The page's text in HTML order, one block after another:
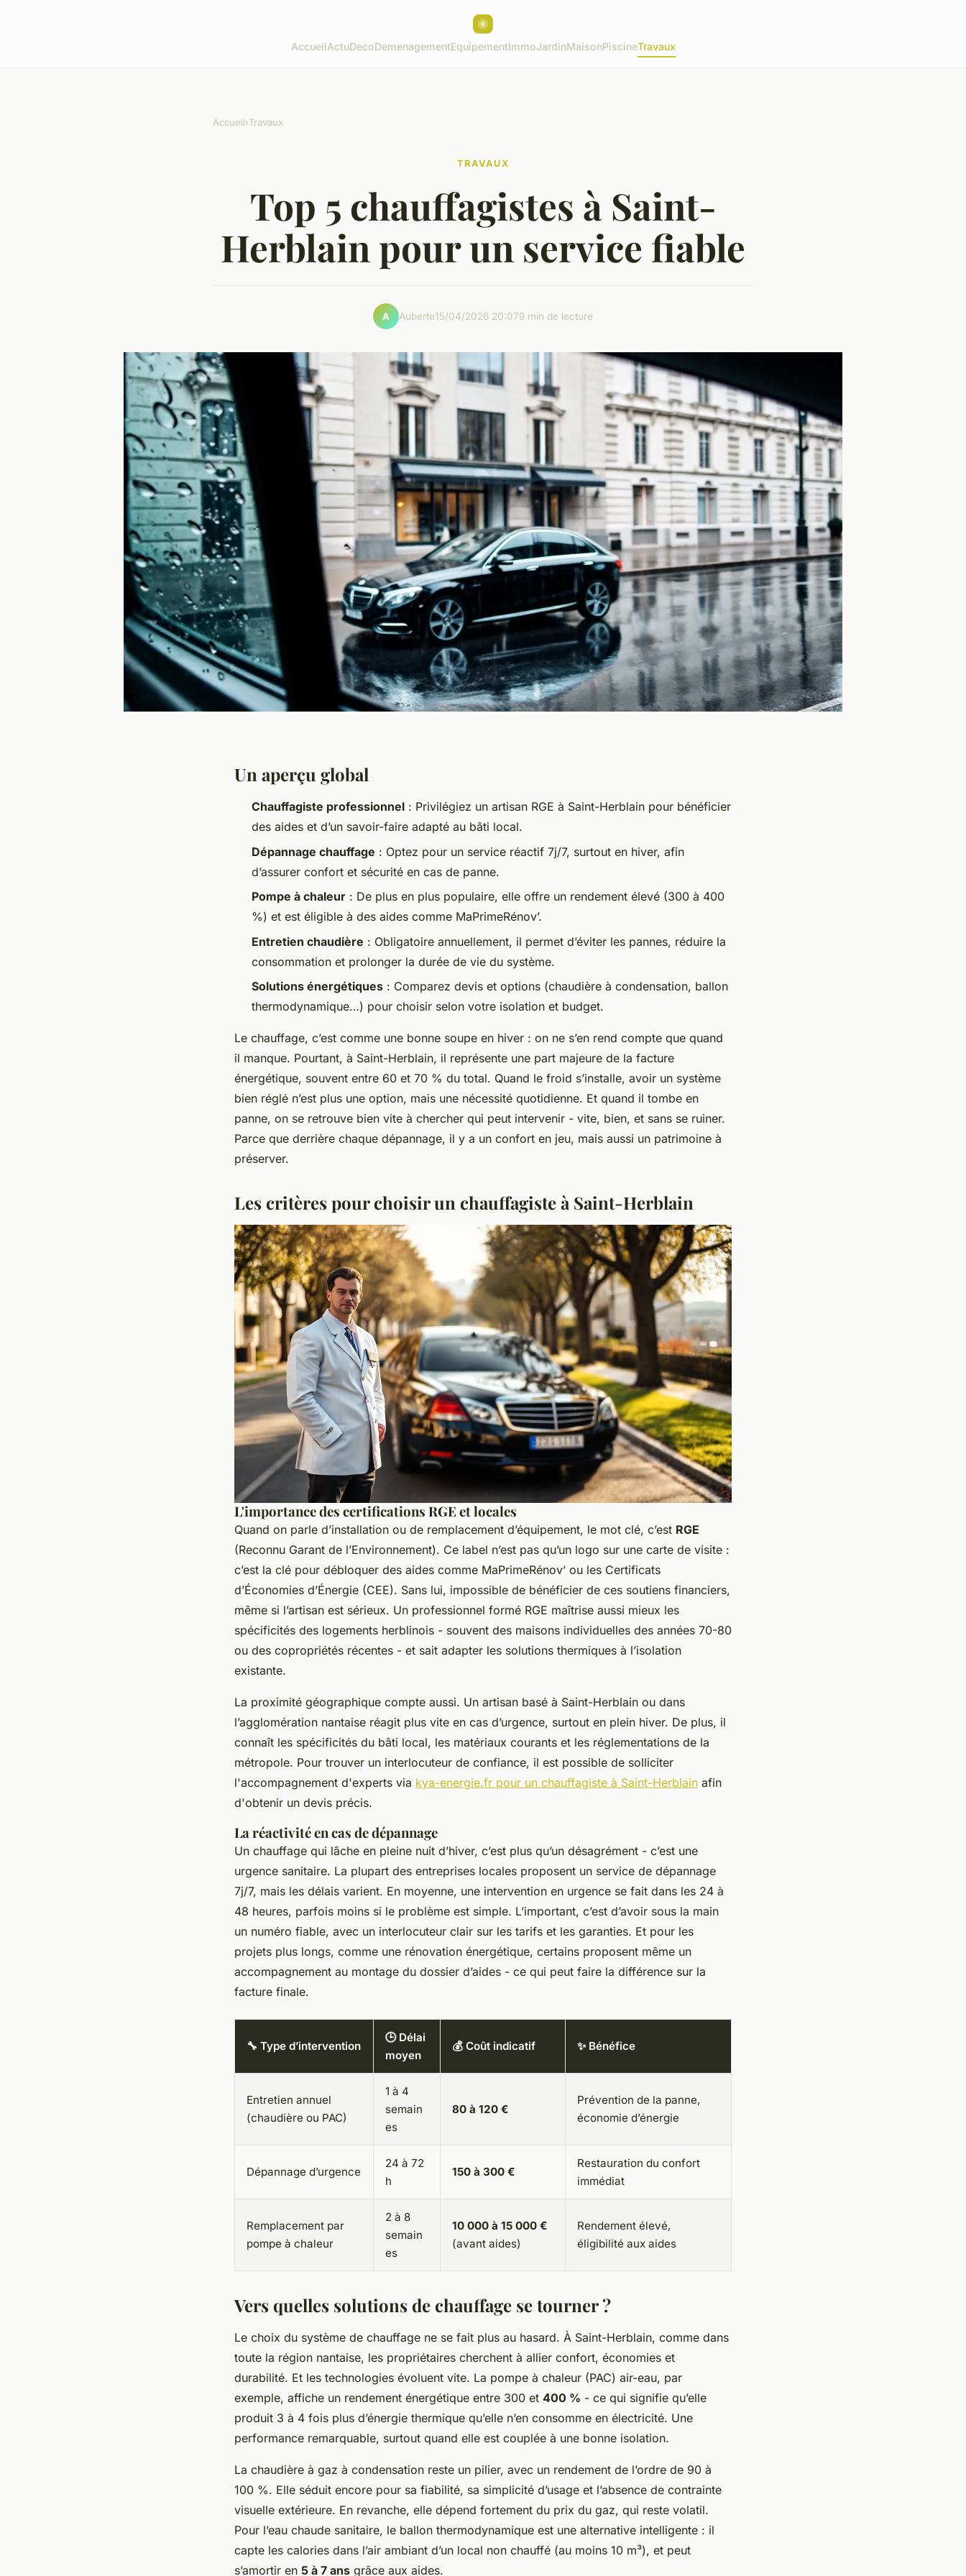
AccueilActuDecoDemenagementEquipementImmoJardinMaisonPiscineTravaux
Accueil›Travaux
TRAVAUX
Top 5 chauffagistes à Saint-
Herblain pour un service fiable
A Auberte15/04/2026 20:079 min de lecture
Un aperçu global
Chauffagiste professionnel : Privilégiez un artisan RGE à Saint-Herblain pour bénéficier
des aides et d’un savoir-faire adapté au bâti local.
Dépannage chauffage : Optez pour un service réactif 7j/7, surtout en hiver, afin
d’assurer confort et sécurité en cas de panne.
Pompe à chaleur : De plus en plus populaire, elle offre un rendement élevé (300 à 400
%) et est éligible à des aides comme MaPrimeRénov’.
Entretien chaudière : Obligatoire annuellement, il permet d’éviter les pannes, réduire la
consommation et prolonger la durée de vie du système.
Solutions énergétiques : Comparez devis et options (chaudière à condensation, ballon
thermodynamique…) pour choisir selon votre isolation et budget.
Le chauffage, c’est comme une bonne soupe en hiver : on ne s’en rend compte que quand
il manque. Pourtant, à Saint-Herblain, il représente une part majeure de la facture
énergétique, souvent entre 60 et 70 % du total. Quand le froid s’installe, avoir un système
bien réglé n’est plus une option, mais une nécessité quotidienne. Et quand il tombe en
panne, on se retrouve bien vite à chercher qui peut intervenir - vite, bien, et sans se ruiner.
Parce que derrière chaque dépannage, il y a un confort en jeu, mais aussi un patrimoine à
préserver.
Les critères pour choisir un chauffagiste à Saint-Herblain
L'importance des certifications RGE et locales
Quand on parle d’installation ou de remplacement d’équipement, le mot clé, c’est RGE
(Reconnu Garant de l’Environnement). Ce label n’est pas qu’un logo sur une carte de visite :
c’est la clé pour débloquer des aides comme MaPrimeRénov’ ou les Certificats
d’Économies d’Énergie (CEE). Sans lui, impossible de bénéficier de ces soutiens financiers,
même si l’artisan est sérieux. Un professionnel formé RGE maîtrise aussi mieux les
spécificités des logements herblinois - souvent des maisons individuelles des années 70-80
ou des copropriétés récentes - et sait adapter les solutions thermiques à l’isolation
existante.
La proximité géographique compte aussi. Un artisan basé à Saint-Herblain ou dans
l’agglomération nantaise réagit plus vite en cas d’urgence, surtout en plein hiver. De plus, il
connaît les spécificités du bâti local, les matériaux courants et les réglementations de la
métropole. Pour trouver un interlocuteur de confiance, il est possible de solliciter
l'accompagnement d'experts via kya-energie.fr pour un chauffagiste à Saint-Herblain afin
d'obtenir un devis précis.
La réactivité en cas de dépannage
Un chauffage qui lâche en pleine nuit d’hiver, c’est plus qu’un désagrément - c’est une
urgence sanitaire. La plupart des entreprises locales proposent un service de dépannage
7j/7, mais les délais varient. En moyenne, une intervention en urgence se fait dans les 24 à
48 heures, parfois moins si le problème est simple. L’important, c’est d’avoir sous la main
un numéro fiable, avec un interlocuteur clair sur les tarifs et les garanties. Et pour les
projets plus longs, comme une rénovation énergétique, certains proposent même un
accompagnement au montage du dossier d’aides - ce qui peut faire la différence sur la
facture finale.
🔧 Type d’intervention
🕒 Délai
moyen
💰 Coût indicatif ✨ Bénéfice
Entretien annuel
(chaudière ou PAC)
1 à 4
semain
es
80 à 120 €
Prévention de la panne,
économie d’énergie
Dépannage d’urgence
24 à 72
h
150 à 300 €
Restauration du confort
immédiat
Remplacement par
pompe à chaleur
2 à 8
semain
es
10 000 à 15 000 €
(avant aides)
Rendement élevé,
éligibilité aux aides
Vers quelles solutions de chauffage se tourner ?
Le choix du système de chauffage ne se fait plus au hasard. À Saint-Herblain, comme dans
toute la région nantaise, les propriétaires cherchent à allier confort, économies et
durabilité. Et les technologies évoluent vite. La pompe à chaleur (PAC) air-eau, par
exemple, affiche un rendement énergétique entre 300 et 400 % - ce qui signifie qu’elle
produit 3 à 4 fois plus d’énergie thermique qu’elle n’en consomme en électricité. Une
performance remarquable, surtout quand elle est couplée à une bonne isolation.
La chaudière à gaz à condensation reste un pilier, avec un rendement de l’ordre de 90 à
100 %. Elle séduit encore pour sa fiabilité, sa simplicité d’usage et l’absence de contrainte
visuelle extérieure. En revanche, elle dépend fortement du prix du gaz, qui reste volatil.
Pour l’eau chaude sanitaire, le ballon thermodynamique est une alternative intelligente : il
capte les calories dans l’air ambiant d’un local non chauffé (au moins 10 m³), et peut
s’amortir en 5 à 7 ans grâce aux aides.